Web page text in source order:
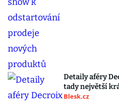
Detaily aféry
tady největší
Blesk.cz